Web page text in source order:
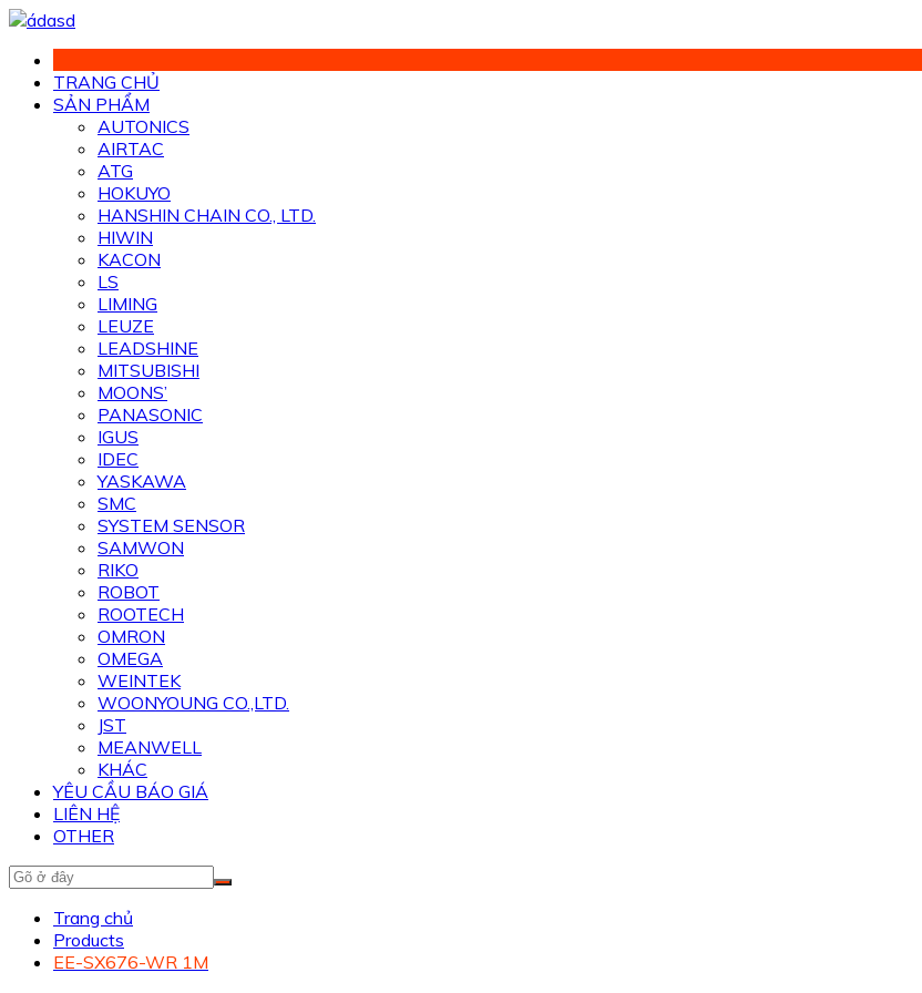
Chuyển
phần
dung
TRANG CHỦ
SẢN PHẨM
AUTONICS
AIRTAC
ATG
HOKUYO
HANSHIN CHAIN CO., LTD.
HIWIN
KACON
LS
LIMING
LEUZE
LEADSHINE
MITSUBISHI
MOONS’
PANASONIC
IGUS
IDEC
YASKAWA
SMC
SYSTEM SENSOR
SAMWON
RIKO
ROBOT
ROOTECH
OMRON
OMEGA
WEINTEK
WOONYOUNG CO.,LTD.
JST
MEANWELL
KHÁC
YÊU CẦU BÁO GIÁ
LIÊN HỆ
OTHER
Trang chủ
Products
EE-SX676-WR 1M